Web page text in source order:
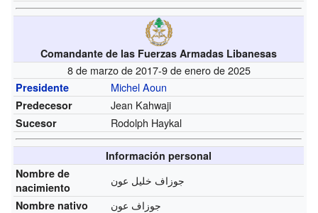
Comandante de las Fuerzas Armadas Libanesas
8 de marzo de 2017-9 de enero de 2025
Presidente Michel Aoun
Predecesor Jean Kahwaji
Sucesor Rodolph Haykal
Información personal
Nombre de
nacimiento
جوزاف خليل عون
Nombre nativo جوزاف عون